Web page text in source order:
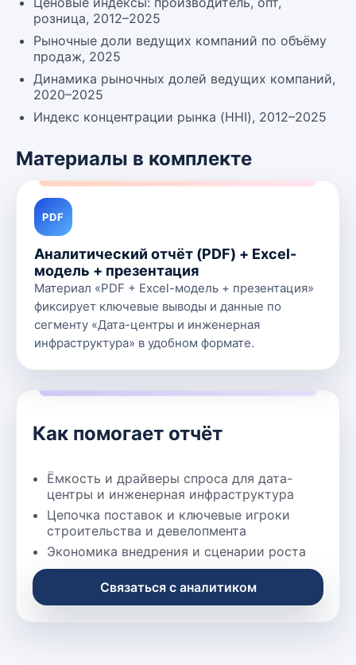
Как помогает отчёт
Ёмкость и драйверы спроса для дата-
центры и инженерная инфраструктура
Цепочка поставок и ключевые игроки
строительства и девелопмента
Экономика внедрения и сценарии роста
Связаться с аналитиком
розница, 2012–2025
Рыночные доли ведущих компаний по объёму
продаж, 2025
Динамика рыночных долей ведущих компаний,
2020–2025
Индекс концентрации рынка (HHI), 2012–2025
Материалы в комплекте
PDF
Аналитический отчёт (PDF) + Excel-
модель + презентация
Материал «PDF + Excel-модель + презентация»
фиксирует ключевые выводы и данные по
сегменту «Дата-центры и инженерная
инфраструктура» в удобном формате.